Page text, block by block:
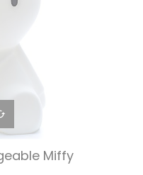
Miffy